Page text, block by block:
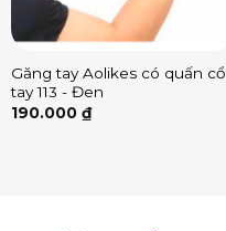
Găng tay Aolikes có quấn cổ
tay 113 - Đen
190.000 ₫